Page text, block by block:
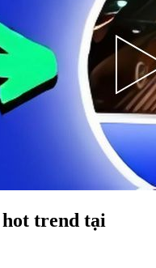
trend tại